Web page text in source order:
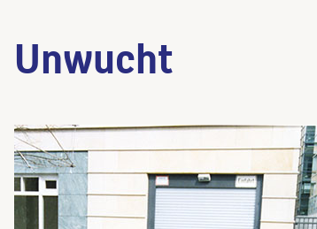
Unwucht